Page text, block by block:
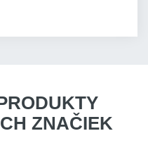
ZNAČIEK